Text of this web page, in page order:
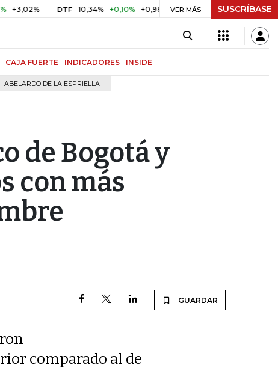
DTF 10,34% +0,10% +0,98% UVR $ 416,91 +$ 0,05 +0,01%
VER MÁS SUSCRÍBASE
CAJA FUERTE INDICADORES INSIDE
ABELARDO DE LA ESPRIELLA
de Bogotá y
con más
GUARDAR
comparado al de